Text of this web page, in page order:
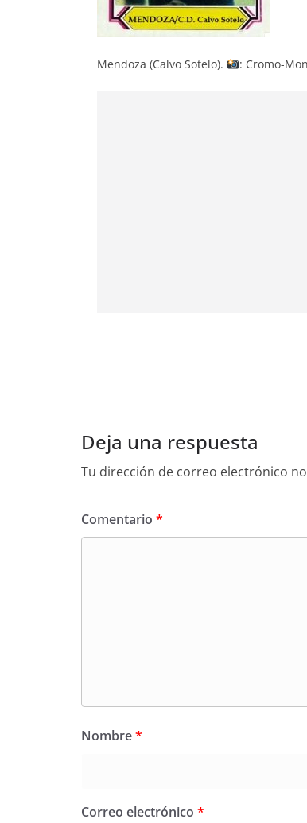
Mendoza (Calvo Sotelo). : Cromo-
Deja una respuesta
Tu dirección de correo electrónico
Comentario *
Nombre*
Correo electrónico *